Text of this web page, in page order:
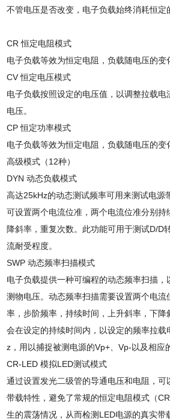
不管电压是否改变，电子负载始终消耗恒定
CR恒定电阻模式
电子负载等效为恒定电阻，负载随电压的变
CV恒定电压模式
电子负载按照设定的电压值，以调整拉载电
电压。
CP恒定功率模式
电子负载等效为恒定电阻，负载随电压的变
高级模式（12种）
DYN动态负载模式
高达25kHz的动态测试频率可用来测试电源
可设置两个电流位准，两个电流位准分别
降斜率，重复次数。此功能可用于测试D/D
流耐受程度。
SWP动态频率扫描模式
电子负载提供一种可编程的动态频率扫描
测物电压。动态频率扫描需要设置两个电
率，步阶频率，持续时间，上升斜率，下降
会在设定的持续时间内，以设定的频率拉载
z ，用以捕捉被测电源的Vp+ 、Vp-以及相应
CR-LED模拟LED测试模式
通过设置发光二级管的导通电压和电阻，可
带载特性，避免了常规的恒定电阻模式（CR
生的震荡情况，从而检测 LED电源的真实带